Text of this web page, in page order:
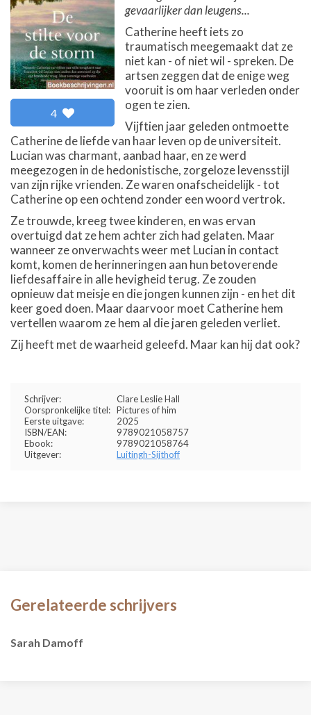
4
gevaarlijker dan leugens...
Catherine heeft iets zo
traumatisch meegemaakt dat ze
niet kan - of niet wil - spreken. De
artsen zeggen dat de enige weg
vooruit is om haar verleden onder
ogen te zien.
Vijftien jaar geleden ontmoette
Catherine de liefde van haar leven op de universiteit.
Lucian was charmant, aanbad haar, en ze werd
meegezogen in de hedonistische, zorgeloze levensstijl
van zijn rijke vrienden. Ze waren onafscheidelijk - tot
Catherine op een ochtend zonder een woord vertrok.
Ze trouwde, kreeg twee kinderen, en was ervan
overtuigd dat ze hem achter zich had gelaten. Maar
wanneer ze onverwachts weer met Lucian in contact
komt, komen de herinneringen aan hun betoverende
liefdesaffaire in alle hevigheid terug. Ze zouden
opnieuw dat meisje en die jongen kunnen zijn - en het dit
keer goed doen. Maar daarvoor moet Catherine hem
vertellen waarom ze hem al die jaren geleden verliet.
Zij heeft met de waarheid geleefd. Maar kan hij dat ook?
Schrijver:
Clare Leslie Hall
Oorspronkelijke titel: Pictures of him
Eerste uitgave:
2025
ISBN/EAN:
9789021058757
Ebook:
9789021058764
Uitgever:
Luitingh-Sijthoff
Gerelateerde schrijvers
Sarah Damoff